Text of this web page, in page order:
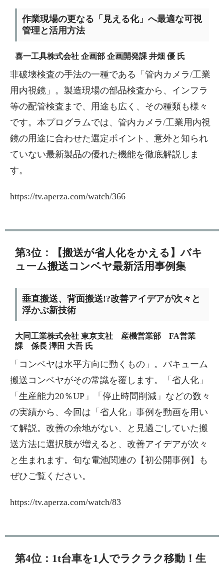
作業現場の更なる「見える化」へ最適な可視
管理と活用方法
喜一工具株式会社 企画部 企画開発課 井畑 優 氏
非破壊検査の手法の一種である「管内カメラ/工業
用内視鏡」。製造現場の部品検査から、インフラ
等の配管検査まで、用途も広く、その種類も様々
です。本プログラムでは、管内カメラ/工業用内視
鏡の用途に合わせた選定ポイント、意外と知られ
ていない最新製品の優れた機能を徹底解説しま
す。
https://tv.aperza.com/watch/366
第3位：【搬送が省人化をかえる】バキ
ューム搬送コンベヤ最新活用事例集
垂直搬送、背面搬送!?改善アイデアが次々と
浮かぶ新技術
大同工業株式会社 東京支社 産機営業部 FA営業
課 係長 澤田 大吾 氏
「コンベヤは水平方向に動くもの」。バキューム
搬送コンベヤがその常識を覆します。「省人化」
「生産能力20％UP」「停止時間削減」などの数々
の実績から、今回は「省人化」事例を動画を用い
て解説。改善の余地がない、と見過ごしていた搬
送方法に選択肢が増えると、改善アイデアが次々
と生まれます。旬な電池関連の【初公開事例】も
ぜひご覧ください。
https://tv.aperza.com/watch/83
第4位：1t台車を1人でラクラク移動！生